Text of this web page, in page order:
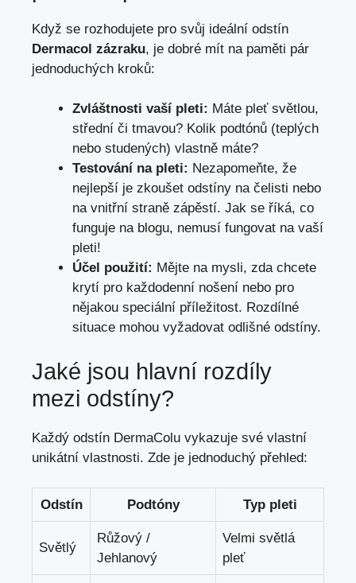
Když se rozhodujete pro svůj ideální odstín
Dermacol zázraku, je dobré mít na paměti pár
jednoduchých kroků:
Zvláštnosti vaší pleti: Máte pleť světlou,
střední či tmavou? Kolik podtónů (teplých
nebo studených) vlastně máte?
Testování na pleti: Nezapomeňte, že
nejlepší je zkoušet odstíny na čelisti nebo
na vnitřní straně zápěstí. Jak se říká, co
funguje na blogu, nemusí fungovat na vaší
pleti!
Účel použití: Mějte na mysli, zda chcete
krytí pro každodenní nošení nebo pro
nějakou speciální příležitost. Rozdílné
situace mohou vyžadovat odlišné odstíny.
Jaké jsou hlavní rozdíly
mezi odstíny?
Každý odstín DermaColu vykazuje své vlastní
unikátní vlastnosti. Zde je jednoduchý přehled:
Odstín Podtóny Typ pleti
Světlý
Růžový /
Jehlanový
Velmi světlá
pleť